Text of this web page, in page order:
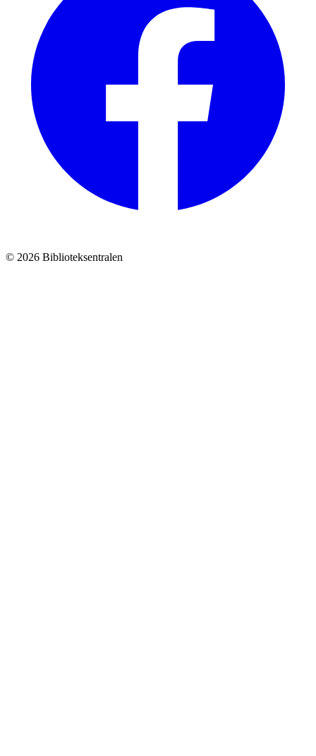
© 2026 Biblioteksentralen